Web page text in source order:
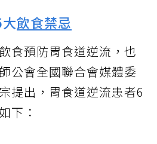
飲食禁忌
食預防胃食道逆流，也
公會全國聯合會媒體委
提出，胃食道逆流患者6
下：